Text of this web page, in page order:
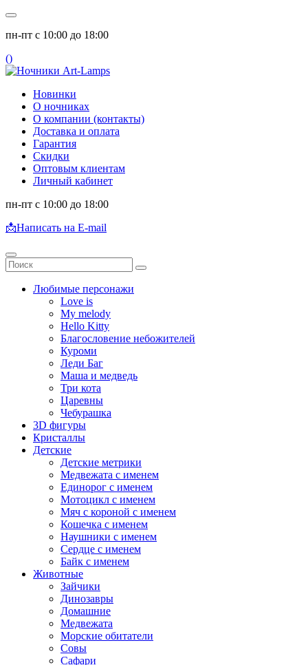
пн-пт с 10:00 до 18:00
()
Новинки
О ночниках
О компании (контакты)
Доставка и оплата
Гарантия
Скидки
Оптовым клиентам
Личный кабинет
пн-пт с 10:00 до 18:00
📩Написать на E-mail
Любимые персонажи
Love is
My melody
Hello Kitty
Благословение небожителей
Куроми
Леди Баг
Маша и медведь
Три кота
Царевны
Чебурашка
3D фигуры
Кристаллы
Детские
Детские метрики
Медвежата с именем
Единорог с именем
Мотоцикл с именем
Мяч с короной с именем
Кошечка с именем
Наушники с именем
Сердце с именем
Байк с именем
Животные
Зайчики
Динозавры
Домашние
Медвежата
Морские обитатели
Совы
Сафари